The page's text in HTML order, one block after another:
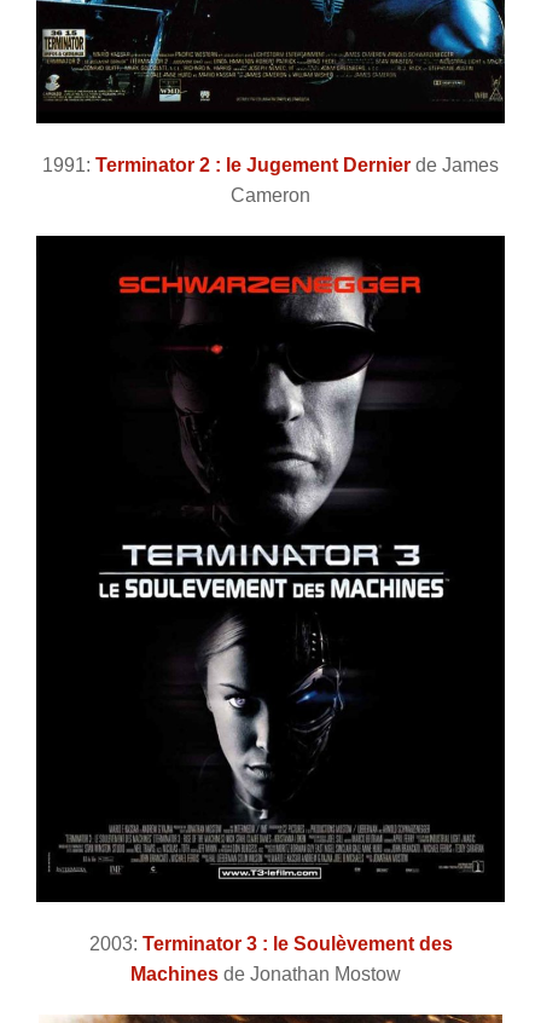
1991: Terminator 2 : le Jugement Dernier de James
Cameron
2003: Terminator 3 : le Soulèvement des
Machines de Jonathan Mostow